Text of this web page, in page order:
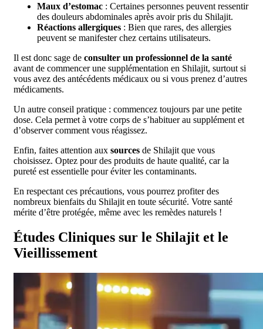
Maux d’estomac : Certaines personnes peuvent ressentir
des douleurs abdominales après avoir pris du Shilajit.
Réactions allergiques : Bien que rares, des allergies
peuvent se manifester chez certains utilisateurs.
Il est donc sage de consulter un professionnel de la santé
avant de commencer une supplémentation en Shilajit, surtout si
vous avez des antécédents médicaux ou si vous prenez d’autres
médicaments.
Un autre conseil pratique : commencez toujours par une petite
dose. Cela permet à votre corps de s’habituer au supplément et
d’observer comment vous réagissez.
Enfin, faites attention aux sources de Shilajit que vous
choisissez. Optez pour des produits de haute qualité, car la
pureté est essentielle pour éviter les contaminants.
En respectant ces précautions, vous pourrez profiter des
nombreux bienfaits du Shilajit en toute sécurité. Votre santé
mérite d’être protégée, même avec les remèdes naturels !
Études Cliniques sur le Shilajit et le
Vieillissement